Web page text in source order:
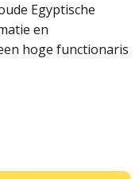
Egyptische
en
hoge functionaris